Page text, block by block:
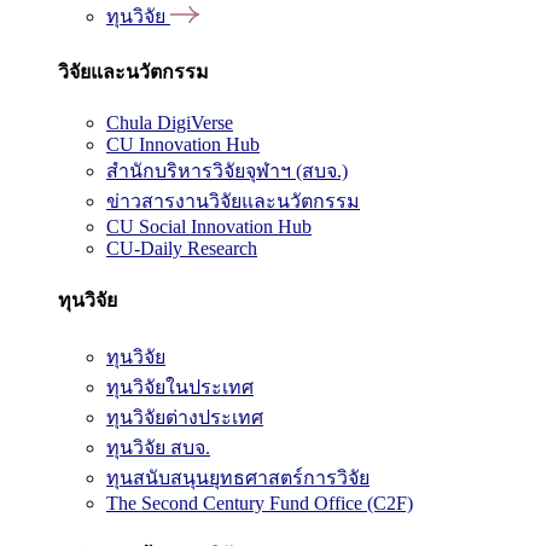
ทุนวิจัย
วิจัยและนวัตกรรม
Chula DigiVerse
CU Innovation Hub
สำนักบริหารวิจัยจุฬาฯ (สบจ.)
ข่าวสารงานวิจัยและนวัตกรรม
CU Social Innovation Hub
CU-Daily Research
ทุนวิจัย
ทุนวิจัย
ทุนวิจัยในประเทศ
ทุนวิจัยต่างประเทศ
ทุนวิจัย สบจ.
ทุนสนับสนุนยุทธศาสตร์การวิจัย
The Second Century Fund Office (C2F)